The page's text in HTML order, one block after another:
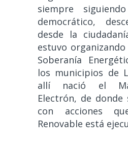
siempre
democrático,
desde la
estuvo
Soberanía
los municipios de
allí nació el
Electrón, de
con acciones
Renovable está